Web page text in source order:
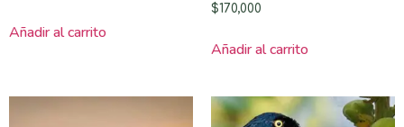
Añadir al carrito
$170,000
Añadir al carrito